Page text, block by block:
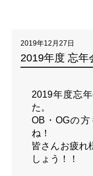
2019年12月27日
2019年度 忘年
2019年度忘
た。
OB・OGの
ね！
皆さんお疲れ
しょう！！